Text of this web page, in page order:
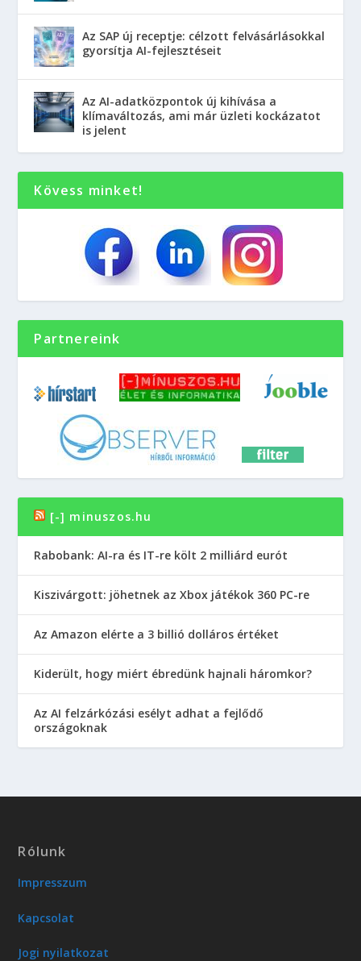
Az SAP új receptje: célzott felvásárlásokkal
gyorsítja AI-fejlesztéseit
Az AI-adatközpontok új kihívása a
klímaváltozás, ami már üzleti kockázatot
is jelent
Kövess minket!
Partnereink
[-] minuszos.hu
Rabobank: AI-ra és IT-re költ 2 milliárd eurót
Kiszivárgott: jöhetnek az Xbox játékok 360 PC-re
Az Amazon elérte a 3 billió dolláros értéket
Kiderült, hogy miért ébredünk hajnali háromkor?
Az AI felzárkózási esélyt adhat a fejlődő
országoknak
Rólunk
Impresszum
Kapcsolat
Jogi nyilatkozat